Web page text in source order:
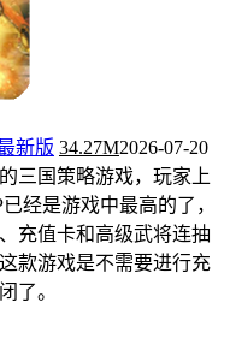
新版 34.27M2026-07-20
三国策略游戏，玩家上
经是游戏中最高的了，
充值卡和高级武将连抽
款游戏是不需要进行充
了。